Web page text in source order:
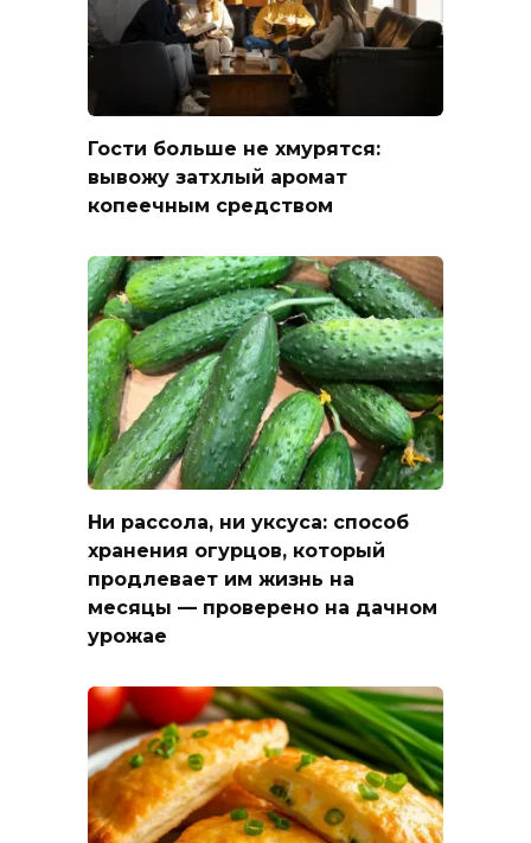
Гости больше не хмурятся:
вывожу затхлый аромат
копеечным средством
Ни рассола, ни уксуса: способ
хранения огурцов, который
продлевает им жизнь на
месяцы — проверено на дачном
урожае